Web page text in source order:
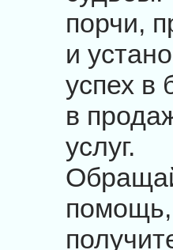
порчи,
и
успех в
в
услуг.